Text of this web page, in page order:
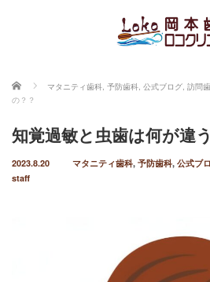
ホーム マタニティ歯科, 予防歯科, 公式ブログ, 訪問
の？？
知覚過敏と虫歯は何が違
2023.8.20 マタニティ歯科, 予防歯科, 公式ブ
staff